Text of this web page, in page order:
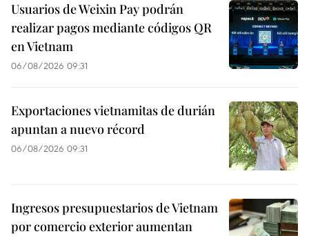
Usuarios de Weixin Pay podrán
realizar pagos mediante códigos QR
en Vietnam
06/08/2026 09:31
Exportaciones vietnamitas de durián
apuntan a nuevo récord
06/08/2026 09:31
Ingresos presupuestarios de Vietnam
por comercio exterior aumentan